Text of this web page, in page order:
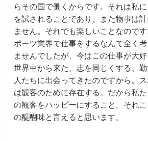
らその国で働くからです。それは私
を試されることであり、また物事は
ません。それでも楽しいことなので
ポーツ業界で仕事をするなんて全く
ませんでしたが、今はこの仕事が大
世界中から来た、志を同じくする、
人たちに出会ってきたのですから。
は観客のために存在する。だから私
の観客をハッピーにすること。それ
の醍醐味と言えると思います。